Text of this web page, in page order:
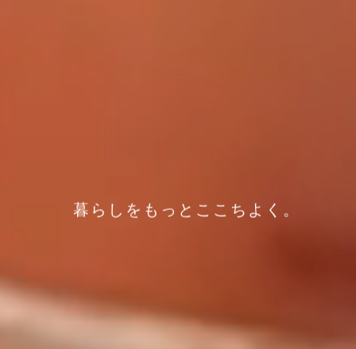
暮らしをもっとここちよく。